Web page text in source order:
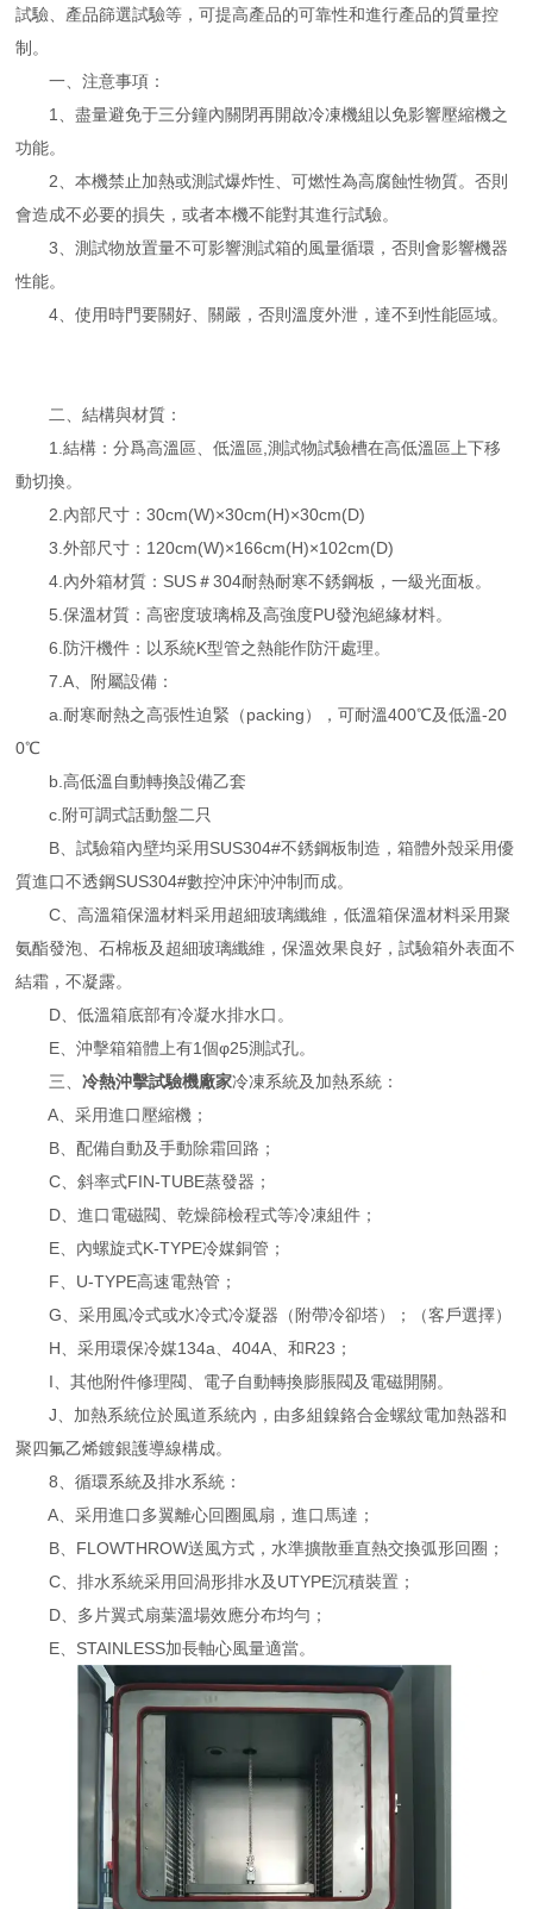
試驗、產品篩選試驗等，可提高產品的可靠性和進行產品的質量控
制。
一、注意事項：
1、盡量避免于三分鐘內關閉再開啟冷凍機組以免影響壓縮機之
功能。
2、本機禁止加熱或測試爆炸性、可燃性為高腐蝕性物質。否則
會造成不必要的損失，或者本機不能對其進行試驗。
3、測試物放置量不可影響測試箱的風量循環，否則會影響機器
性能。
4、使用時門要關好、關嚴，否則溫度外泄，達不到性能區域。
二、結構與材質：
1.結構：分爲高溫區、低溫區,測試物試驗槽在高低溫區上下移
動切換。
2.內部尺寸：30cm(W)×30cm(H)×30cm(D)
3.外部尺寸：120cm(W)×166cm(H)×102cm(D)
4.內外箱材質：SUS＃304耐熱耐寒不銹鋼板，一級光面板。
5.保溫材質：高密度玻璃棉及高強度PU發泡絕緣材料。
6.防汗機件：以系統K型管之熱能作防汗處理。
7.A、附屬設備：
a.耐寒耐熱之高張性迫緊（packing），可耐溫400℃及低溫-20
0℃
b.高低溫自動轉換設備乙套
c.附可調式話動盤二只
B、試驗箱內壁均采用SUS304#不銹鋼板制造，箱體外殼采用優
質進口不透鋼SUS304#數控沖床沖沖制而成。
C、高溫箱保溫材料采用超細玻璃纖維，低溫箱保溫材料采用聚
氨酯發泡、石棉板及超細玻璃纖維，保溫效果良好，試驗箱外表面不
結霜，不凝露。
D、低溫箱底部有冷凝水排水口。
E、沖擊箱箱體上有1個φ25測試孔。
三、冷熱沖擊試驗機廠家冷凍系統及加熱系統：
A、采用進口壓縮機；
B、配備自動及手動除霜回路；
C、斜率式FIN-TUBE蒸發器；
D、進口電磁閥、乾燥篩檢程式等冷凍組件；
E、內螺旋式K-TYPE冷媒銅管；
F、U-TYPE高速電熱管；
G、采用風冷式或水冷式冷凝器（附帶冷卻塔）；（客戶選擇）
H、采用環保冷媒134a、404A、和R23；
I、其他附件修理閥、電子自動轉換膨脹閥及電磁開關。
J、加熱系統位於風道系統內，由多組鎳鉻合金螺紋電加熱器和
聚四氟乙烯鍍銀護導線構成。
8、循環系統及排水系統：
A、采用進口多翼離心回圈風扇，進口馬達；
B、FLOWTHROW送風方式，水準擴散垂直熱交換弧形回圈；
C、排水系統采用回渦形排水及UTYPE沉積裝置；
D、多片翼式扇葉溫場效應分布均勻；
E、STAINLESS加長軸心風量適當。